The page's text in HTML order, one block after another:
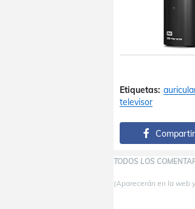
Etiquetas:
televisor
TODOS LOS
(Aparecerán en la web